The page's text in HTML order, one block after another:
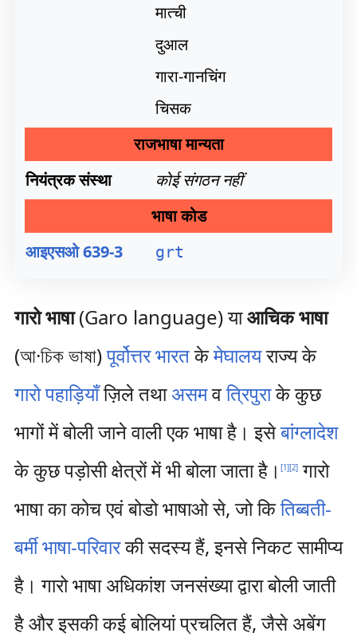
मात्ची
दुआल
गारा-गानचिंग
चिसक
राजभाषा मान्यता
नियंत्रक संस्था
कोई संगठन नहीं
भाषा कोड
आइएसओ 639-3
grt
गारो भाषा(Garo language) याआचिक भाषा
(আ·চিক ভাষা)पूर्वोत्तरभारतकेमेघालयराज्य के
गारो पहाड़ियाँज़िले तथाअसमवत्रिपुराके कुछ
भागों में बोली जाने वाली एक भाषा है। इसेबांग्लादेश
के कुछ पड़ोसी क्षेत्रों में भी बोला जाता है। [1][2]गारो
भाषा का कोच एवं बोडो भाषाओ से, जो कितिब्बती-
बर्मी भाषा-परिवारकी सदस्य हैं, इनसे निकट सामीप्य
है। गारो भाषा अधिकांश जनसंख्या द्वारा बोली जाती
है और इसकी कई बोलियां प्रचलित हैं, जैसे अबेंग